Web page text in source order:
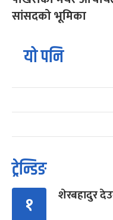
सांसदको भूमिका
यो पनि
ट्रेन्डिङ
१ शेरबहादुर